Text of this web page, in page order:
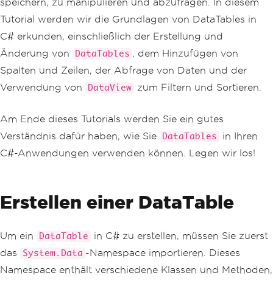
speichern, zu manipulieren und abzufragen. In diesem
Tutorial werden wir die Grundlagen von DataTables in
C# erkunden, einschließlich der Erstellung und
Änderung von
DataTables , dem Hinzufügen von
Spalten und Zeilen, der Abfrage von Daten und der
Verwendung von
DataView zum Filtern und Sortieren.
Am Ende dieses Tutorials werden Sie ein gutes
Verständnis dafür haben, wie Sie
DataTables
in Ihren
C#-Anwendungen verwenden können. Legen wir los!
Erstellen einer DataTable
Um ein DataTable
in C# zu erstellen, müssen Sie zuerst
das
System.Data -Namespace importieren. Dieses
Namespace enthält verschiedene Klassen und Methoden,